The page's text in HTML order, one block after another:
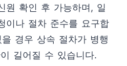
원 확인 후 가능하며, 일
이나 절차 준수를 요구합
경우 상속 절차가 병행
길어질 수 있습니다.